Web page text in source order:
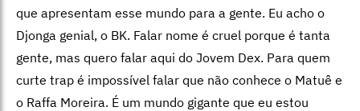
que apresentam esse mundo para a gente. Eu acho o
Djonga genial, o BK. Falar nome é cruel porque é tanta
gente, mas quero falar aqui do Jovem Dex. Para quem
curte trap é impossível falar que não conhece o Matuê e
o Raffa Moreira. É um mundo gigante que eu estou